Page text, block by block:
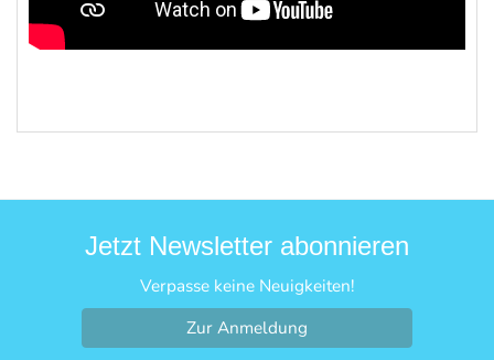
Jetzt Newsletter abonnieren
Verpasse keine Neuigkeiten!
Zur Anmeldung